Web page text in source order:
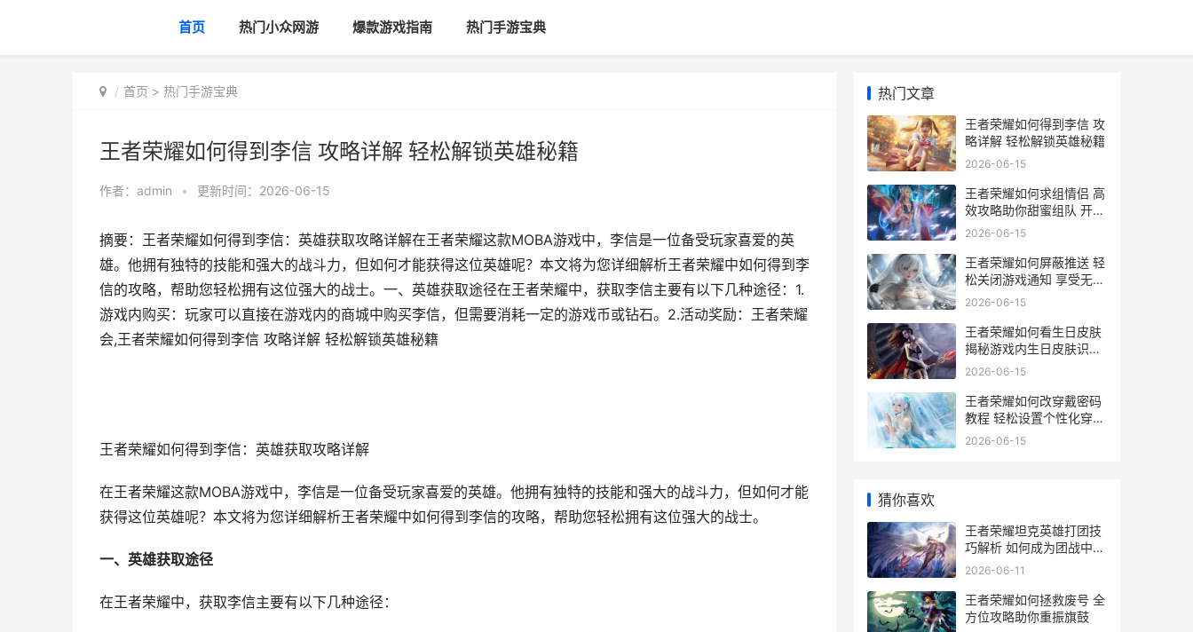
首页 热门小众网游 爆款游戏指南 热门手游宝典
首页 > 热门手游宝典
王者荣耀如何得到李信 攻略详解 轻松解锁英雄秘籍
作者： admin • 更新时间：2026-06-15
摘要：王者荣耀如何得到李信：英雄获取攻略详解在王者荣耀这款MOBA游戏中，李信是一位备受玩家喜爱的英
雄。他拥有独特的技能和强大的战斗力，但如何才能获得这位英雄呢？本文将为您详细解析王者荣耀中如何得到李
信的攻略，帮助您轻松拥有这位强大的战士。一、英雄获取途径在王者荣耀中，获取李信主要有以下几种途径：1.
游戏内购买：玩家可以直接在游戏内的商城中购买李信，但需要消耗一定的游戏币或钻石。2.活动奖励：王者荣耀
会,王者荣耀如何得到李信 攻略详解 轻松解锁英雄秘籍
王者荣耀如何得到李信：英雄获取攻略详解
在王者荣耀这款MOBA游戏中，李信是一位备受玩家喜爱的英雄。他拥有独特的技能和强大的战斗力，但如何才能
获得这位英雄呢？本文将为您详细解析王者荣耀中如何得到李信的攻略，帮助您轻松拥有这位强大的战士。
一、英雄获取途径
在王者荣耀中，获取李信主要有以下几种途径：
热门文章
王者荣耀如何得到李信 攻
略详解 轻松解锁英雄秘籍
2026-06-15
王者荣耀如何求组情侣 高
效攻略助你甜蜜组队 开启
浪漫游戏之旅
2026-06-15
王者荣耀如何屏蔽推送 轻
松关闭游戏通知 享受无打
扰游戏体验指南
2026-06-15
王者荣耀如何看生日皮肤
揭秘游戏内生日皮肤识别
与收藏攻略
2026-06-15
王者荣耀如何改穿戴密码
教程 轻松设置个性化穿戴
密码攻略
2026-06-15
猜你喜欢
王者荣耀坦克英雄打团技
巧解析 如何成为团战中的
坚实后盾
2026-06-11
王者荣耀如何拯救废号 全
方位攻略助你重振旗鼓